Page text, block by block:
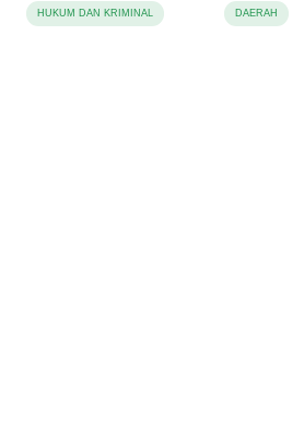
Keluarga Korban
HUKUM DAN KRIMINAL DAERAH